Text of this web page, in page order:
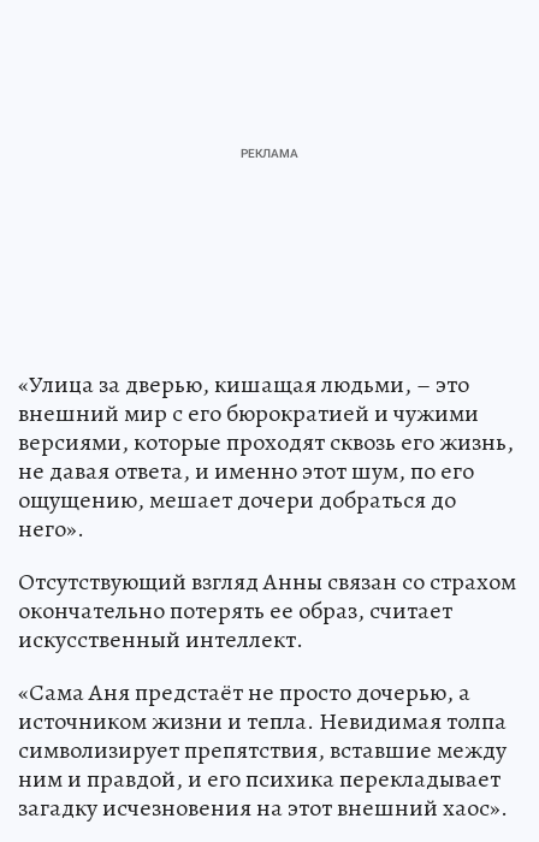
«Улица за дверью, кишащая людьми, – это
внешний мир с его бюрократией и чужими
версиями, которые проходят сквозь его жизнь,
не давая ответа, и именно этот шум, по его
ощущению, мешает дочери добраться до
него».
Отсутствующий взгляд Анны связан со страхом
окончательно потерять ее образ, считает
искусственный интеллект.
«Сама Аня предстаёт не просто дочерью, а
источником жизни и тепла. Невидимая толпа
символизирует препятствия, вставшие между
ним и правдой, и его психика перекладывает
загадку исчезновения на этот внешний хаос».